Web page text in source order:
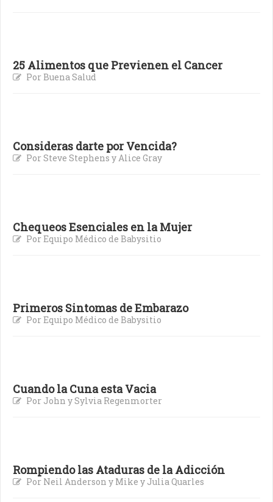
25 Alimentos que Previenen el Cancer
Por Buena Salud
Consideras darte por Vencida?
Por Steve Stephens y Alice Gray
Chequeos Esenciales en la Mujer
Por Equipo Médico de Babysitio
Primeros Sintomas de Embarazo
Por Equipo Médico de Babysitio
Cuando la Cuna esta Vacia
Por John y Sylvia Regenmorter
Rompiendo las Ataduras de la Adicción
Por Neil Anderson y Mike y Julia Quarles